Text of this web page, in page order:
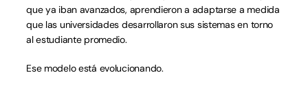
que ya iban avanzados, aprendieron a adaptarse a medida
que las universidades desarrollaron sus sistemas en torno
al estudiante promedio.
Ese modelo está evolucionando.